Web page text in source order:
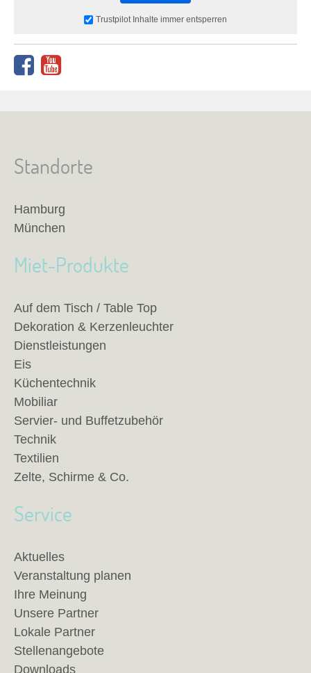
Trustpilot Inhalte immer entsperren
Standorte
Hamburg
München
Miet-Produkte
Auf dem Tisch / Table Top
Dekoration & Kerzenleuchter
Dienstleistungen
Eis
Küchentechnik
Mobiliar
Servier- und Buffetzubehör
Technik
Textilien
Zelte, Schirme & Co.
Service
Aktuelles
Veranstaltung planen
Ihre Meinung
Unsere Partner
Lokale Partner
Stellenangebote
Downloads